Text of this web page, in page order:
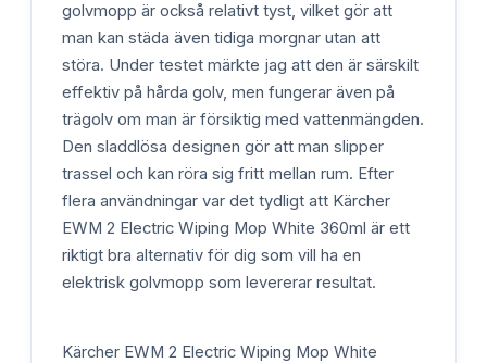
golvmopp är också relativt tyst, vilket gör att
man kan städa även tidiga morgnar utan att
störa. Under testet märkte jag att den är särskilt
effektiv på hårda golv, men fungerar även på
trägolv om man är försiktig med vattenmängden.
Den sladdlösa designen gör att man slipper
trassel och kan röra sig fritt mellan rum. Efter
flera användningar var det tydligt att Kärcher
EWM 2 Electric Wiping Mop White 360ml är ett
riktigt bra alternativ för dig som vill ha en
elektrisk golvmopp som levererar resultat.
Kärcher EWM 2 Electric Wiping Mop White